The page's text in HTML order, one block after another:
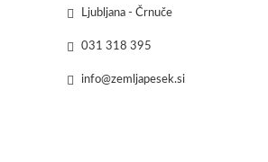
Ljubljana - Črnuče
031 318 395
info@zemljapesek.si